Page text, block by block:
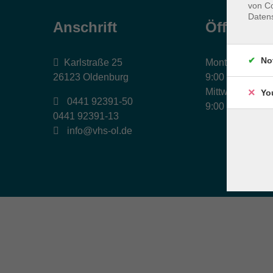
Anschrift
Karlstraße 25
26123 Oldenburg
0441 92391-50
0441 92391-13
info@vhs-ol.de
Montag,
9:00 bis 17:00
Mittwoch und
9:00 bis 12:30
von